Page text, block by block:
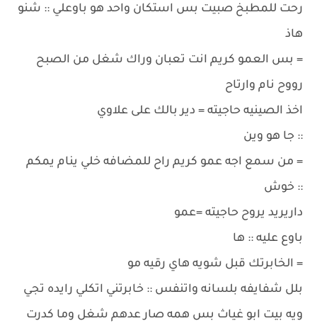
رحت للمطبخ صبيت بس استكان واحد هو باوعلي :: شنو
هاذ
= بس العمو كريم انت تعبان وراك شغل من الصبح
رووح نام وارتاح
اخذ الصينيه حاجيته = دير بالك على علاوي
:: جا هو وين
= من سمع اجه عمو كريم راح للمضافه خلي ينام يمكم
:: خوش
داريريد يروح حاجيته =عمو
باوع عليه :: ها
= الخابرتك قبل شويه هاي رقيه مو
بلل شفايفه بلسانه واتنفس :: خابرتني اتكلي رايده تجي
ويه بيت ابو غياث بس همه صار عدهم شغل وما كدرت